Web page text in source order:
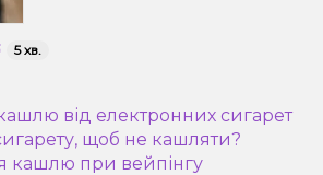
5 хв.
від електронних сигарет
щоб не кашляти?
при вейпінгу